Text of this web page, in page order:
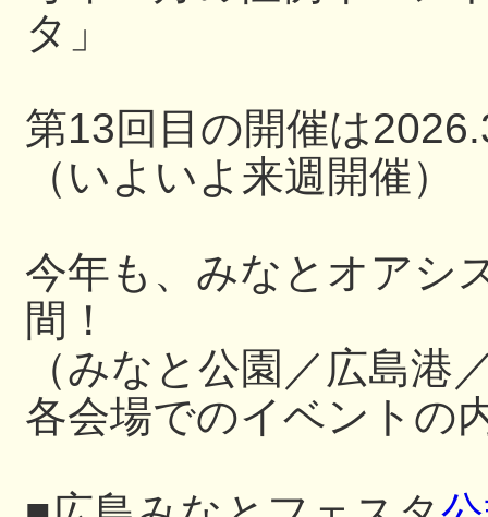
タ」
第13回目の開催は
（いよいよ来週開催）
今年も、みなとオアシ
間！
（みなと公園／広島港
各会場でのイベントの